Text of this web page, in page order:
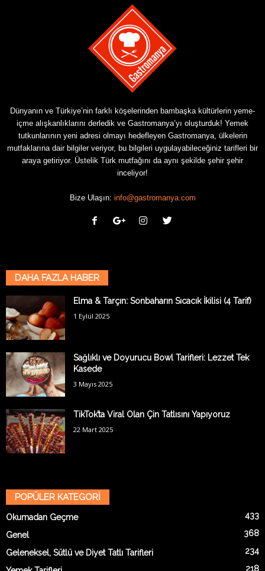
Dünyanın ve Türkiye’nin farklı köşelerinden bambaşka kültürlerin yeme-
içme alışkanlıklarını derledik ve Gastromanya’yı oluşturduk! Yemek
tutkunlarının yeni adresi olmayı hedefleyen Gastromanya, ülkelerin
mutfaklarına dair bilgiler veriyor, bu bilgileri uygulayabileceğiniz tarifleri bir
araya getiriyor. Üstelik Türk mutfağını da aynı şekilde şehir şehir
inceliyor!
Bize Ulaşın: info@gastromanya.com
DAHA FAZLA HABER
Elma & Tarçın: Sonbaharın Sıcacık İkilisi (4 Tarif)
1 Eylül 2025
Sağlıklı ve Doyurucu Bowl Tarifleri: Lezzet Tek
Kasede
3 Mayıs 2025
TikTok’ta Viral Olan Çin Tatlısını Yapıyoruz
22 Mart 2025
POPÜLER KATEGORİ
Okumadan Geçme 433
Genel 368
Geleneksel, Sütlü ve Diyet Tatlı Tarifleri 234
218